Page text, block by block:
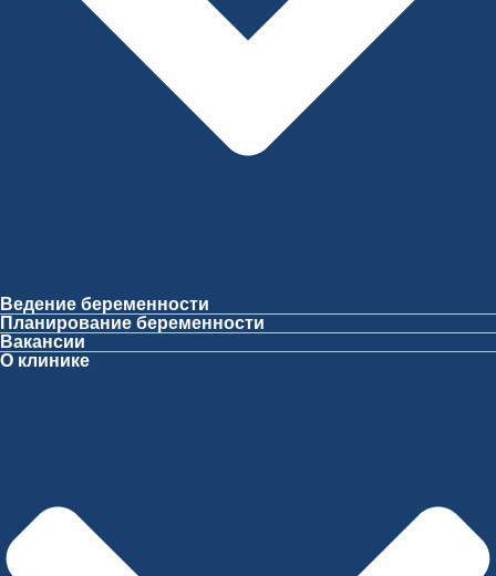
Ведение беременности
Планирование беременности
Вакансии
О клинике